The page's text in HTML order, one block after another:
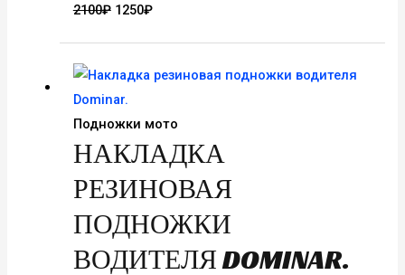
2100₽ Первоначальная
2100₽.
1250₽Текущая
Подножки мото
НАКЛАДКА
РЕЗИНОВАЯ
ПОДНОЖКИ
ВОДИТЕЛЯ DOMINAR.